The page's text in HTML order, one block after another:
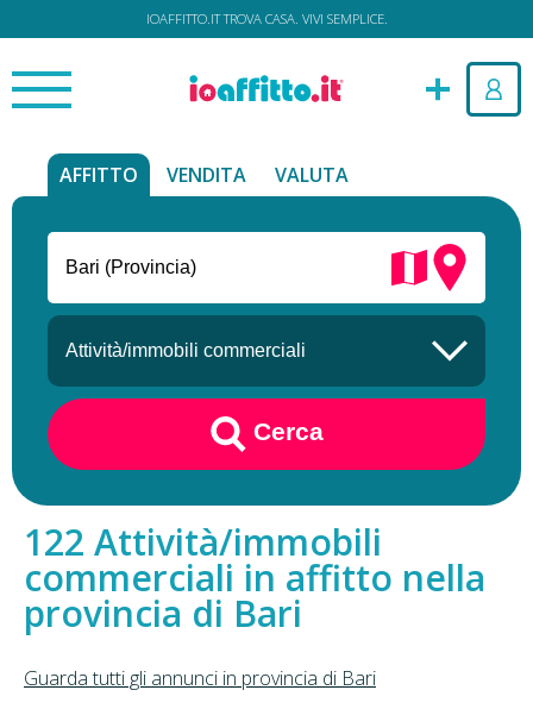
IOAFFITTO.IT TROVA CASA. VIVI SEMPLICE.
AFFITTO VENDITA VALUTA
Cerca
Attività/immobili
commerciali in affitto nella
provincia di Bari
Guarda tutti gli annunci in provincia di Bari